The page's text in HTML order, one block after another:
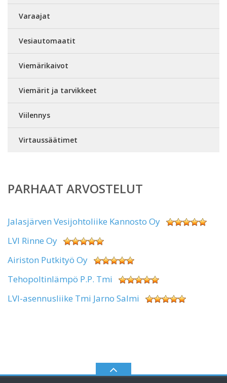
Varaajat
Vesiautomaatit
Viemärikaivot
Viemärit ja tarvikkeet
Viilennys
Virtaussäätimet
PARHAAT ARVOSTELUT
Jalasjärven Vesijohtoliike Kannosto Oy
LVI Rinne Oy
Airiston Putkityö Oy
Tehopoltinlämpö P.P. Tmi
LVI-asennusliike Tmi Jarno Salmi